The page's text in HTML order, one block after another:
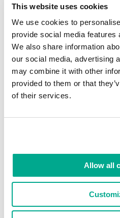
This website uses cookies
We use cookies to
provide social media features
We also share information
our social media, advertising
may combine it with other
provided to them or that
of their services.
Allow all
Continua…
Prepare-se para muitas
brutamontes!
Enquanto isso…
DEIXE UM